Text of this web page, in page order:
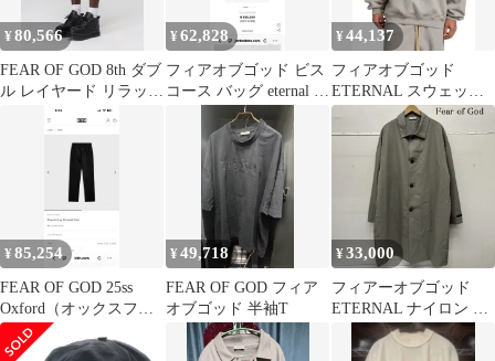
¥80,566
FEAR OF GOD 8th ダブ
ル レイヤード リラック
スド ショーツ ハーフパ
ンツ FEAR OF GOD(フ
ィアオブゴッド) 7th エ
ターナル
¥62,828
フィアオブゴッド ビス
コース バッグ eternal エ
ンボス スウェット XL
¥44,137
フィアオブゴッド
ETERNAL スウェット
グレー L
¥85,254
FEAR OF GOD 25ss
Oxford（オックスフォ
ード) ドロー ストリン
グ Eternal パンツ ブラ
¥49,718
FEAR OF GOD フィア
オブゴッド 半袖T
¥33,000
フィアーオブゴッド
ETERNAL ナイロン ス
テンカラー コート メン
ズ - ISItems【USED】